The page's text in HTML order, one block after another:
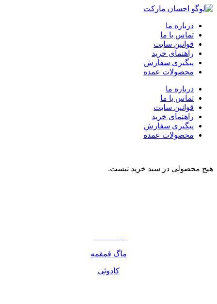
درباره ما
تماس با ما
قوانین سایت
راهنمای خرید
پیگیری سفارش
محصولات عمده
درباره ما
تماس با ما
قوانین سایت
راهنمای خرید
پیگیری سفارش
محصولات عمده
هیچ محصولی در سبد خرید نیست.
ماگ قمقمه
کادوئی